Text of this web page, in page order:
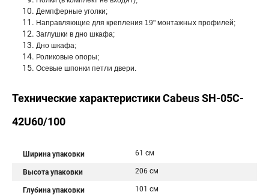
Демпферные уголки;
Направляющие для крепления 19" монтажных профилей;
Заглушки в дно шкафа;
Дно шкафа;
Роликовые опоры;
Осевые шпонки петли двери.
Технические характеристики Cabeus SH-05C-
42U60/100
Ширина упаковки 61 см
Высота упаковки 206 см
Глубина упаковки 101 см